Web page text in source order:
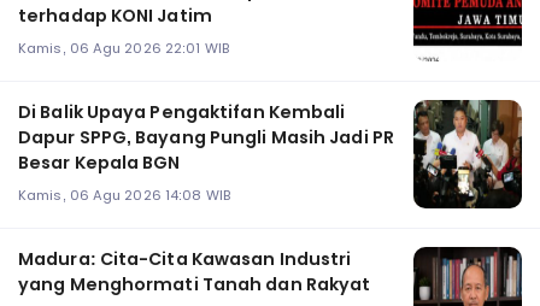
terhadap KONI Jatim
Kamis, 06 Agu 2026 22:01 WIB
Di Balik Upaya Pengaktifan Kembali
Dapur SPPG, Bayang Pungli Masih Jadi PR
Besar Kepala BGN
Kamis, 06 Agu 2026 14:08 WIB
Madura: Cita-Cita Kawasan Industri
yang Menghormati Tanah dan Rakyat